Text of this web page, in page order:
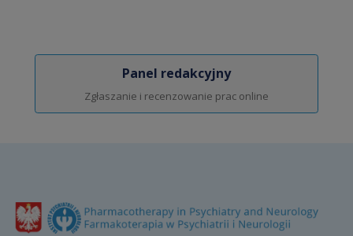
Panel redakcyjny
Zgłaszanie i recenzowanie prac online